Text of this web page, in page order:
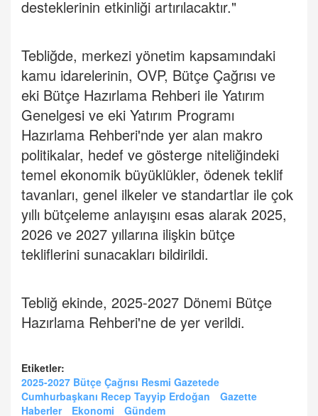
desteklerinin etkinliği artırılacaktır."
Tebliğde, merkezi yönetim kapsamındaki
kamu idarelerinin, OVP, Bütçe Çağrısı ve
eki Bütçe Hazırlama Rehberi ile Yatırım
Genelgesi ve eki Yatırım Programı
Hazırlama Rehberi'nde yer alan makro
politikalar, hedef ve gösterge niteliğindeki
temel ekonomik büyüklükler, ödenek teklif
tavanları, genel ilkeler ve standartlar ile çok
yıllı bütçeleme anlayışını esas alarak 2025,
2026 ve 2027 yıllarına ilişkin bütçe
tekliflerini sunacakları bildirildi.
Tebliğ ekinde, 2025-2027 Dönemi Bütçe
Hazırlama Rehberi'ne de yer verildi.
Etiketler:
2025-2027 Bütçe Çağrısı Resmi Gazetede
Cumhurbaşkanı Recep Tayyip Erdoğan
Gazette
Haberler
Ekonomi Gündem